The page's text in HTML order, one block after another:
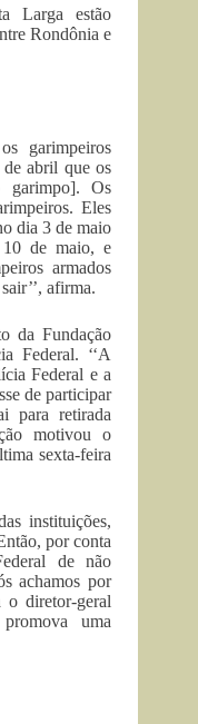
Larga estão
Rondônia e
garimpeiros
de abril que os
garimpo]. Os
Eles
dia 3 de maio
de maio, e
armados
afirma.
da Fundação
Federal. ‘‘A
Federal e a
de participar
para retirada
motivou o
sexta-feira
instituições,
por conta
de não
achamos por
o diretor-geral
uma